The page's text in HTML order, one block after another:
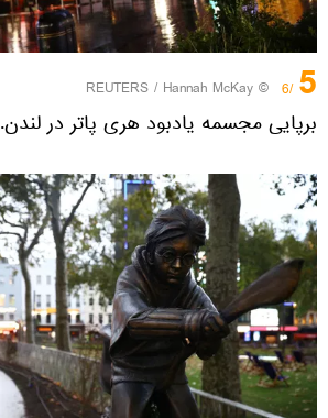
5
/6
©
REUTERS / Hannah McKay
برپایی مجسمه یادبود هری پاتر در لندن.